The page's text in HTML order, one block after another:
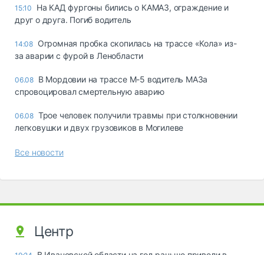
15:10
На КАД фургоны бились о КАМАЗ, ограждение и
друг о друга. Погиб водитель
14:08 Огромная пробка скопилась на трассе «Кола» из-
за аварии с фурой в Ленобласти
06.08 В Мордовии на трассе М-5 водитель МАЗа
спровоцировал смертельную аварию
06.08 Трое человек получили травмы при столкновении
легковушки и двух грузовиков в Могилеве
Все новости
Центр